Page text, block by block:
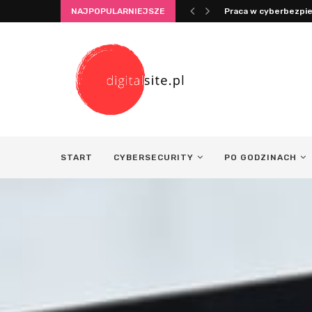
NAJPOPULARNIEJSZE Integracja życia i
START CYBERSECURITY PO GODZINACH